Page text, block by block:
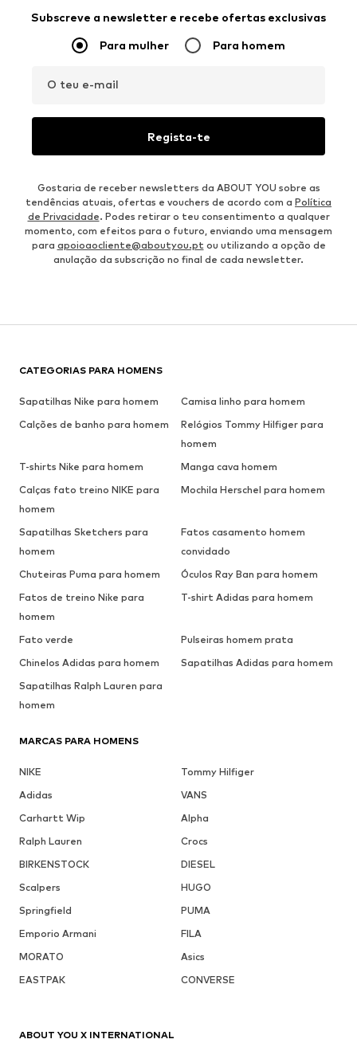
Subscreve a newsletter e recebe ofertas exclusivas
Para mulher Para homem
O teu e-mail
Regista-te
Gostaria de receber newsletters da ABOUT YOU sobre as
tendências atuais, ofertas e vouchers de acordo com a Política
de Privacidade. Podes retirar o teu consentimento a qualquer
momento, com efeitos para o futuro, enviando uma mensagem
para apoioaocliente@aboutyou.ptou utilizando a opção de
anulação da subscrição no final de cada newsletter.
CATEGORIAS PARA HOMENS
Sapatilhas Nike para homem
Camisa linho para homem
Calções de banho para homem
Relógios Tommy Hilfiger para
homem
T-shirts Nike para homem
Manga cava homem
Calças fato treino NIKE para
homem
Mochila Herschel para homem
Sapatilhas Sketchers para
homem
Fatos casamento homem
convidado
Chuteiras Puma para homem
Óculos Ray Ban para homem
Fatos de treino Nike para
homem
T-shirt Adidas para homem
Fato verde
Pulseiras homem prata
Chinelos Adidas para homem
Sapatilhas Adidas para homem
Sapatilhas Ralph Lauren para
homem
MARCAS PARA HOMENS
NIKE
Tommy Hilfiger
Adidas
VANS
Carhartt Wip
Alpha
Ralph Lauren
Crocs
BIRKENSTOCK
DIESEL
Scalpers
HUGO
Springfield
PUMA
Emporio Armani
FILA
MORATO
Asics
EASTPAK
CONVERSE
ABOUT YOU X INTERNATIONAL